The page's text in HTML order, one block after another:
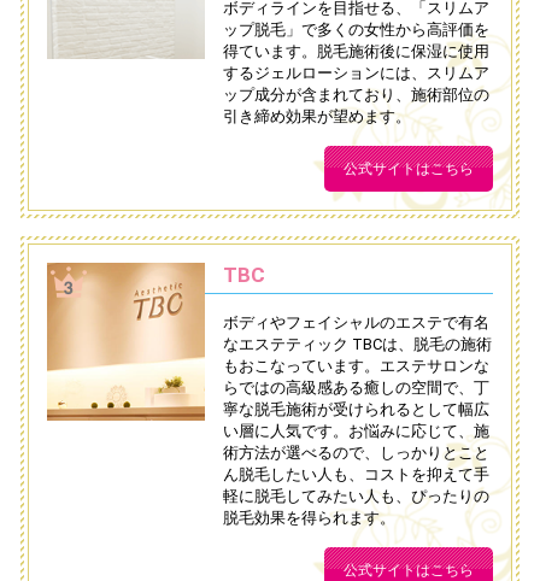
ボディラインを目指せる、「スリムア
ップ脱毛」で多くの女性から高評価を
得ています。脱毛施術後に保湿に使用
するジェルローションには、スリムア
ップ成分が含まれており、施術部位の
引き締め効果が望めます。
公式サイトはこちら
TBC
ボディやフェイシャルのエステで有名
なエステティック TBCは、脱毛の施術
もおこなっています。エステサロンな
らではの高級感ある癒しの空間で、丁
寧な脱毛施術が受けられるとして幅広
い層に人気です。お悩みに応じて、施
術方法が選べるので、しっかりとこと
ん脱毛したい人も、コストを抑えて手
軽に脱毛してみたい人も、ぴったりの
脱毛効果を得られます。
公式サイトはこちら